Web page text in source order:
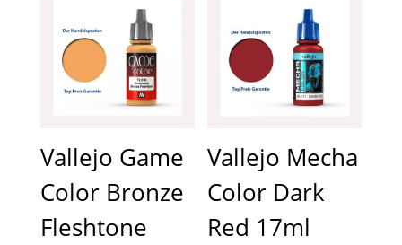
Vallejo Game
Color Bronze
Fleshtone
Vallejo Mecha
Color Dark
Red 17ml